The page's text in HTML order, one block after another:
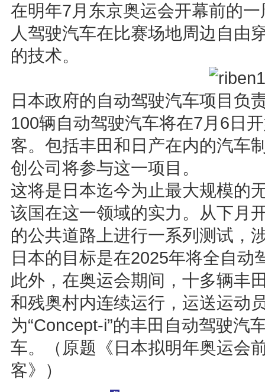
在明年7月东京奥运会开幕前的
人驾驶汽车在比赛场地周边自由
的技术。
日本政府的自动驾驶汽车项目负
100辆自动驾驶汽车将在7月6日
客。包括丰田和日产在内的汽车
创公司将参与这一项目。
这将是日本迄今为止最大规模的
该国在这一领域的实力。从下月
的公共道路上进行一系列测试，
日本的目标是在2025年将全自动
此外，在奥运会期间，十多辆丰
和残奥村内连续运行，运送运动
为“Concept-i”的丰田自动驾驶汽
车。（原题《日本拟明年奥运会
客》）